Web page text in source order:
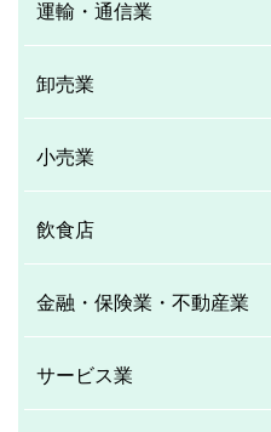
運輸・通信業
卸売業
小売業
飲食店
金融・保険業・不動産業
サービス業